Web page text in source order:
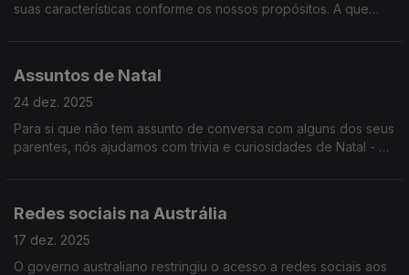
suas características conforme os nossos propósitos. A que
Assuntos de Natal
24 dez. 2025
Para si que não tem assunto de conversa com alguns dos seus
parentes, nós ajudamos com trivia e curiosidades de Natal - os
Redes sociais na Austrália
17 dez. 2025
O governo australiano restringiu o acesso a redes sociais aos